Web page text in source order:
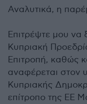
Αναλυτικά, η
Επιτρέψτε μου να
Κυπριακή
Επιτροπή, καθώς
αναφέρεται στον
Κυπριακής
επίτροπο της ΕΕ